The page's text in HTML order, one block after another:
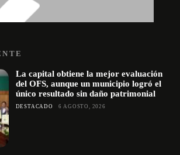
La capital obtiene la mejor evaluación
del OFS, aunque un municipio logró el
único resultado sin daño patrimonial
DESTACADO 6 AGOSTO, 2026